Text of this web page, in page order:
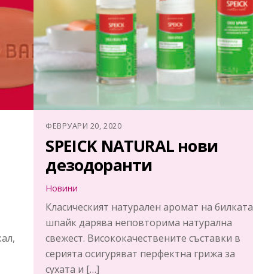
ФЕВРУАРИ 20, 2020
SPEICK NATURAL нови
дезодоранти
Новини
Класическият натурален аромат на билката
шпайк дарява неповторима натурална
свежест. Висококачествените съставки в
серията осигуряват перфектна грижа за
сухата и […]